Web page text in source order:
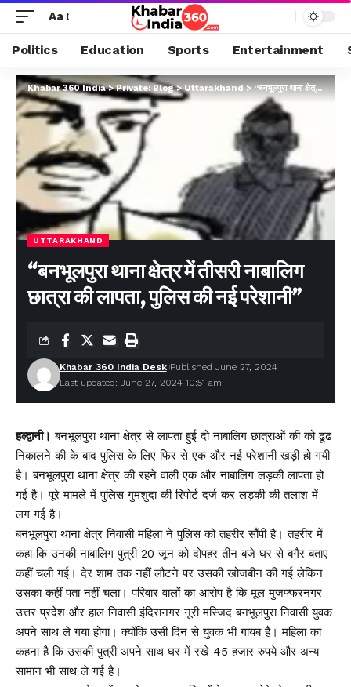
Aa
Politics Education Sports Entertainment
Khabar 360 India>Private: Blog>Uttarakhand>“बनभूलपुरा थाना क्षेत्र में तीसरी नाबालिग छात्रा की लापता, पुलिस की नई परेशानी”
UTTARAKHAND
“बनभूलपुरा थाना क्षेत्र में तीसरी नाबालिग
छात्रा की लापता, पुलिस की नई परेशानी”
Last updated: June 27, 2024 10:51 am
Khabar 360 India Desk Published June 27, 2024
हल्द्वानी। बनभूलपुरा थाना क्षेत्र से लापता हुई दो नाबालिग छात्राओं की को ढूंढ
निकालने की के बाद पुलिस के लिए फिर से एक और नई परेशानी खड़ी हो गयी
है। बनभूलपुरा थाना क्षेत्र की रहने वाली एक और नाबालिग लड़की लापता हो
गई है। पूरे मामले में पुलिस गुमशुदा की रिपोर्ट दर्ज कर लड़की की तलाश में
लग गई है।
बनभूलपुरा थाना क्षेत्र निवासी महिला ने पुलिस को तहरीर सौंपी है। तहरीर में
कहा कि उनकी नाबालिग पुत्री 20 जून को दोपहर तीन बजे घर से बगैर बताए
कहीं चली गई। देर शाम तक नहीं लौटने पर उसकी खोजबीन की गई लेकिन
उसका कहीं पता नहीं चला। परिवार वालों का आरोप है कि मूल मुजफ्फरनगर
उत्तर प्रदेश और हाल निवासी इंदिरानगर नूरी मस्जिद बनभूलपुरा निवासी युवक
अपने साथ ले गया होगा। क्योंकि उसी दिन से युवक भी गायब है। महिला का
कहना है कि उसकी पुत्री अपने साथ घर में रखे 45 हजार रुपये और अन्य
सामान भी साथ ले गई है।